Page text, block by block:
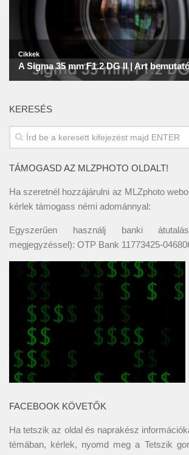
KERESÉS
TÁMOGASD AZ MLZPHOTO OLDALT!
Ha szeretnél hozzájárulni az MLZphoto
kérlek támogass némi adománnyal:
Egyszerűen használj banki
megjegyzéssel): OTP Bank 11773425-
FACEBOOK KÖVETŐK
Ha tetszik az oldal és naprakész
témában, kérlek, nyomd meg a Tetszik